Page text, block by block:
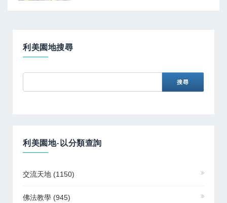
利美園地搜尋
利美園地-以分類查詢
交流天地 (1150)
佛法教學 (945)